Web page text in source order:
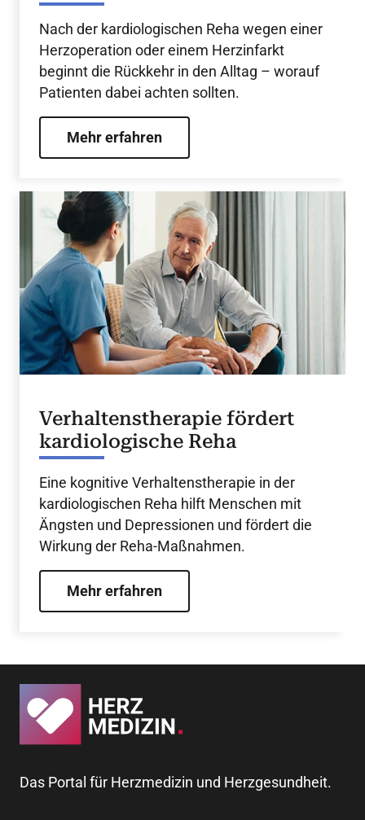
Nach der kardiologischen Reha wegen einer
Herzoperation oder einem Herzinfarkt
beginnt die Rückkehr in den Alltag – worauf
Patienten dabei achten sollten.
Mehr erfahren
Verhaltenstherapie fördert
kardiologische Reha
Eine kognitive Verhaltenstherapie in der
kardiologischen Reha hilft Menschen mit
Ängsten und Depressionen und fördert die
Wirkung der Reha-Maßnahmen.
Mehr erfahren
Das Portal für Herzmedizin und Herzgesundheit.